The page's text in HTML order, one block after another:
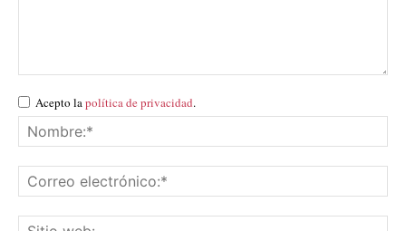
Acepto lapolítica de privacidad.